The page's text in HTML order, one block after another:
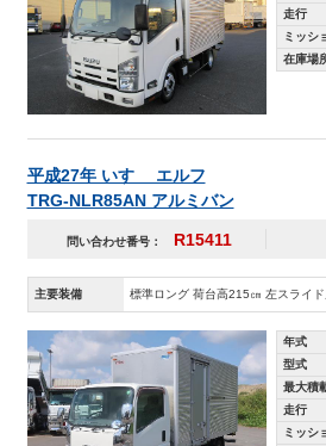
走行
ミッシ
在庫場
平成27年 いすゞ エルフ
TRG-NLR85AN アルミバン
問い合わせ番号： R15411
主要装備 標準ロング 荷台高215㎝ 左スライ
年式
型式
最大積
走行
ミッシ